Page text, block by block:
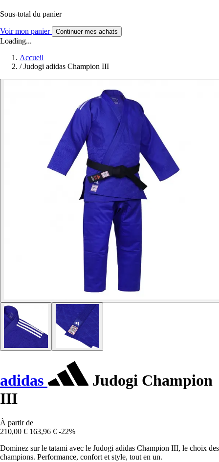
Sous-total du panier
Voir mon panier Continuer mes achats
Loading...
Accueil
/ Judogi adidas Champion III
adidas
Judogi Champion
III
À partir de
210,00 € 163,96 € -22%
Dominez sur le tatami avec le Judogi adidas Champion III, le choix des
champions. Performance, confort et style, tout en un.